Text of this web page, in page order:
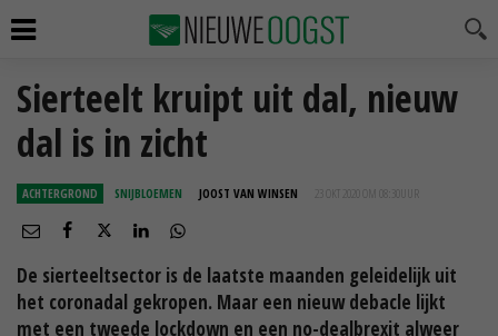
Sierteelt kruipt uit dal, nieuw
dal is in zicht
ACHTERGROND SNIJBLOEMEN JOOST VAN WINSEN 23 OKT 2020 OM 08:30
De sierteeltsector is de laatste maanden geleidelijk uit
het coronadal gekropen. Maar een nieuw debacle lijkt
met een tweede lockdown en een no-dealbrexit alweer